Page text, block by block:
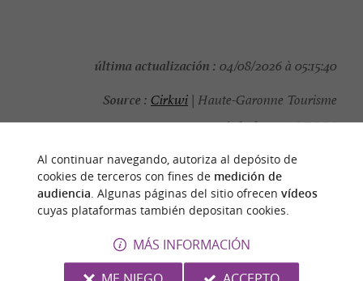
última actualización : 04/08/2026 à 05:15:40
Source : Cirkwi | Haute-Garonne Tourisme
autor de la foto :©OTCGS
PARA DESCUBRIRALREDEDOR
Descubrir Información Alojamiento
Al continuar navegando, autoriza al depósito de
cookies de terceros con fines de medición de
audiencia. Algunas páginas del sitio ofrecen vídeos
cuyas plataformas también depositan cookies.
MÁS INFORMACIÓN